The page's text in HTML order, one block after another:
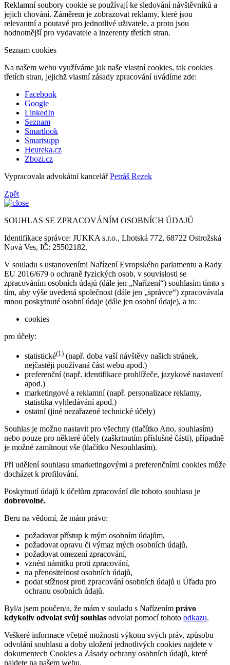
Reklamní soubory cookie se používají ke sledování návštěvníků a
jejich chování. Záměrem je zobrazovat reklamy, které jsou
relevantní a poutavé pro jednotlivé uživatele, a proto jsou
hodnotnější pro vydavatele a inzerenty třetích stran.
Seznam cookies
Na našem webu využíváme jak naše vlastní cookies, tak cookies
třetích stran, jejichž vlastní zásady zpracování uvádíme zde:
Facebook
Google
LinkedIn
Seznam
Smartlook
Smartsupp
Heureka.cz
Zbozi.cz
Vypracovala advokátní kancelářPetráš Rezek
Zpět
SOUHLAS SE ZPRACOVÁNÍM OSOBNÍCH ÚDAJŮ
Identifikace správce: JUKKA s.r.o., Lhotská 772, 68722 Ostrožská
Nová Ves, IČ: 25502182.
V souladu s ustanoveními Nařízení Evropského parlamentu a Rady
EU 2016/679 o ochraně fyzických osob, v souvislosti se
zpracováním osobních údajů (dále jen „Nařízení“) souhlasím tímto s
tím, aby výše uvedená společnost (dále jen „správce“) zpracovávala
mnou poskytnuté osobní údaje (dále jen osobní údaje), a to:
cookies
pro účely:
statistické(1) (např. doba vaší návštěvy našich stránek,
nejčastěji používaná část webu apod.)
preferenční (např. identifikace prohlížeče, jazykové nastavení
apod.)
marketingové a reklamní (např. personalizace reklamy,
statistika vyhledávání apod.)
ostatní (jiné nezařazené technické účely)
Souhlas je možno nastavit pro všechny (tlačítko Ano, souhlasím)
nebo pouze pro některé účely (zaškrtnutím příslušné části), případně
je možné zamítnout vše (tlačítko Nesouhlasím).
Při udělení souhlasu smarketingovými a preferenčními cookies může
docházet k profilování.
Poskytnutí údajů k účelům zpracování dle tohoto souhlasu je
dobrovolné.
Beru na vědomí, že mám právo:
požadovat přístup k mým osobním údajům,
požadovat opravu či výmaz mých osobních údajů,
požadovat omezení zpracování,
vznést námitku proti zpracování,
na přenositelnost osobních údajů,
podat stížnost proti zpracování osobních údajů u Úřadu pro
ochranu osobních údajů.
Byl/a jsem poučen/a, že mám v souladu s Nařízením právo
kdykoliv odvolat svůj souhlas odvolat pomocí tohoto odkazu.
Veškeré informace včetně možnosti výkonu svých práv, způsobu
odvolání souhlasu a doby uložení jednotlivých cookies najdete v
dokumentech Cookies a Zásady ochrany osobních údajů, které
najdete na našem webu.